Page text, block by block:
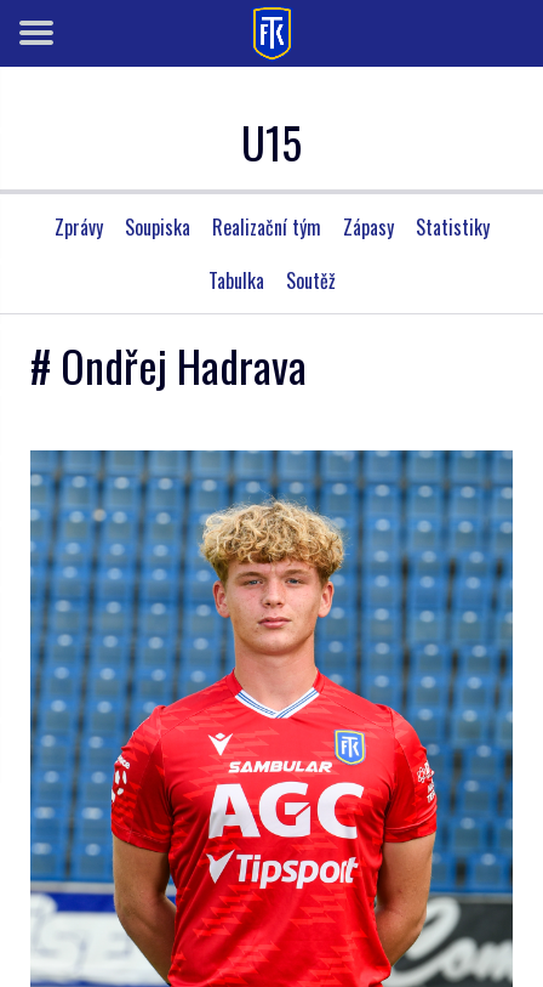
U15
Zprávy Soupiska Realizační tým Zápasy
Statistiky
Tabulka
Soutěž
# Ondřej Hadrava